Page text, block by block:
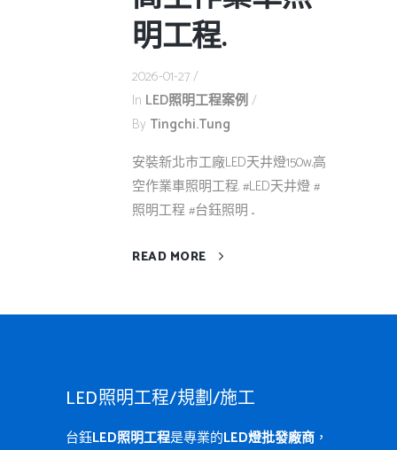
明工程.
2026-01-27
In LED照明工程案例
By Tingchi.tung
安裝新北市工廠LED天井燈150w.高
空作業車照明工程. #LED天井燈 #
照明工程 #台鈺照明 ...
READ MORE
LED照明工程/規劃/施工
台鈺LED照明工程是專業的LED燈批發廠商 ，